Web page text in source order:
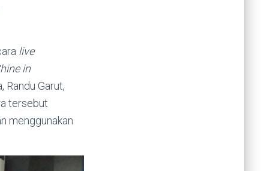
live
in
Randu Garut,
tersebut
menggunakan